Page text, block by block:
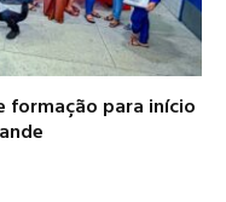
formação para início